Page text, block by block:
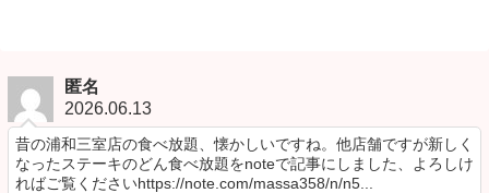
匿名
2026.06.13
昔の浦和三室店の食べ放題、懐かしいですね。他店舗ですが新しく
なったステーキのどん食べ放題をnoteで記事にしました、よろしけ
ればご覧くださいhttps://note.com/massa358/n/n5...